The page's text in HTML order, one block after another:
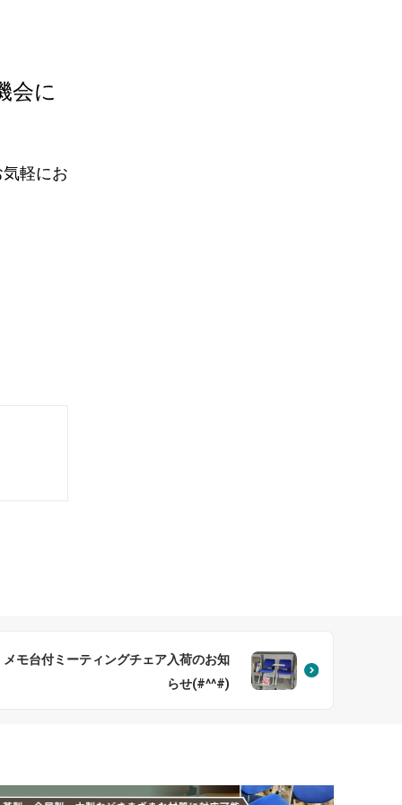
会に
軽にお
メモ台付ミーティングチェア入荷のお知
らせ(#^^#)